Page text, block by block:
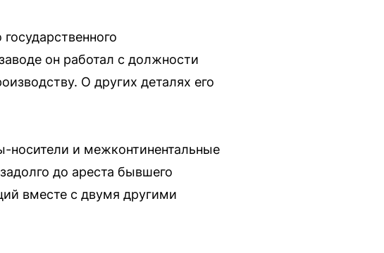
он работал с должности
О других деталях его
носители и межконтинентальные
до ареста бывшего
вместе с двумя другими